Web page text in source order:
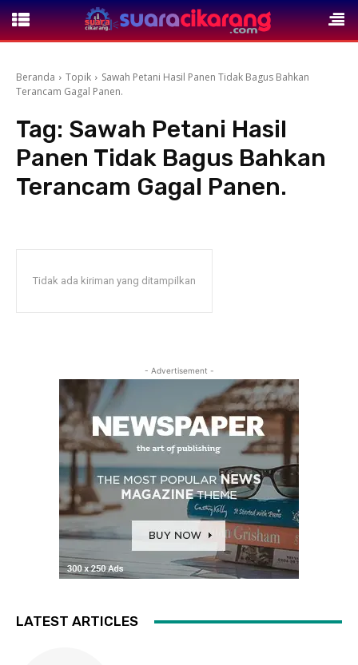
Beranda Topik
Sawah Petani Hasil Panen Tidak Bagus Bahkan
Terancam Gagal Panen.
Tag: Sawah Petani Hasil
Panen Tidak Bagus Bahkan
Terancam Gagal Panen.
Tidak ada kiriman yang ditampilkan
- Advertisement -
LATEST ARTICLES